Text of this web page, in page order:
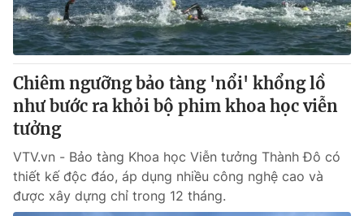
Thế giới đó đây
Câu chuyện quốc tế
Tài chính
Thị trường
Góc doanh nghiệp
Dữ liệu và đời sống
Truyền hình
Phim VTV
Hậu trường
Nhân vật
Giải trí
Điện ảnh
Âm nhạc
Đời sống
Du lịch
Chiêm ngưỡng bảo tàng 'nổi' khổng lồ
như bước ra khỏi bộ phim khoa học viễn
tưởng
VTV.vn - Bảo tàng Khoa học Viễn tưởng Thành Đô có
thiết kế độc đáo, áp dụng nhiều công nghệ cao và
được xây dựng chỉ trong 12 tháng.